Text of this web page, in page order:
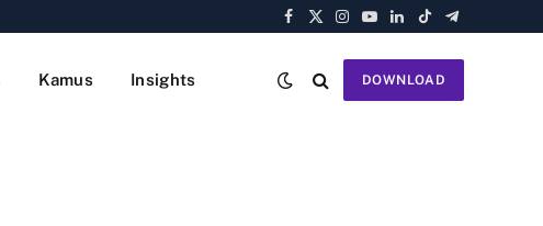
Facebook
X
Instagram
YouTube
LinkedIn
TikTokTelegram
Kamus Insights DOWNLOAD